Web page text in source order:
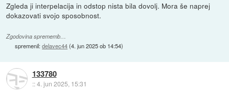
Zgleda ji interpelacija in odstop nista bila dovolj. Mora še naprej
dokazovati svojo sposobnost.
Zgodovina sprememb…
spremenil:delavec44(4. jun 2025 ob 14:54)
133780
::4. jun 2025, 15:31